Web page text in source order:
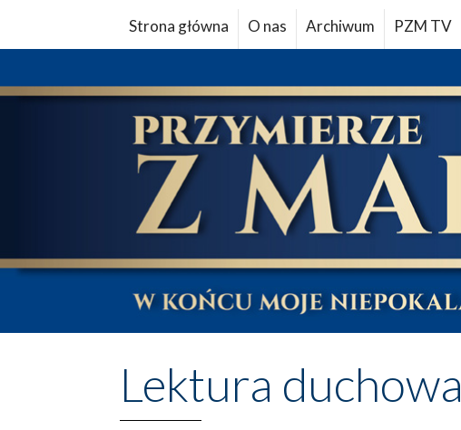
Strona główna O nas Archiwum PZM TV
Lektura duchowa